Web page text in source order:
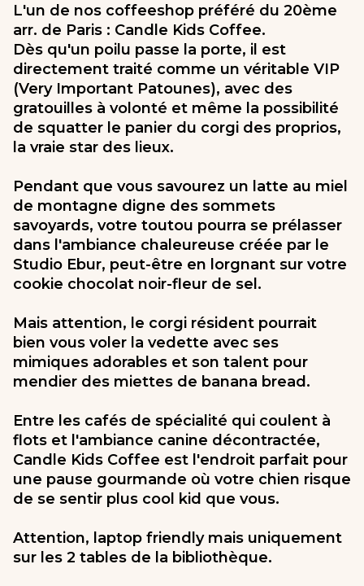
L'un de nos coffeeshop préféré du 20ème
arr. de Paris : Candle Kids Coffee.
Dès qu'un poilu passe la porte, il est
directement traité comme un véritable VIP
(Very Important Patounes), avec des
gratouilles à volonté et même la possibilité
de squatter le panier du corgi des proprios,
la vraie star des lieux.
Pendant que vous savourez un latte au miel
de montagne digne des sommets
savoyards, votre toutou pourra se prélasser
dans l'ambiance chaleureuse créée par le
Studio Ebur, peut-être en lorgnant sur votre
cookie chocolat noir-fleur de sel.
Mais attention, le corgi résident pourrait
bien vous voler la vedette avec ses
mimiques adorables et son talent pour
mendier des miettes de banana bread.
Entre les cafés de spécialité qui coulent à
flots et l'ambiance canine décontractée,
Candle Kids Coffee est l'endroit parfait pour
une pause gourmande où votre chien risque
de se sentir plus cool kid que vous.
Attention, laptop friendly mais uniquement
sur les 2 tables de la bibliothèque.